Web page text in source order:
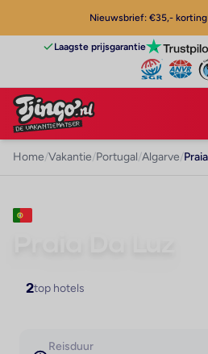
Nieuwsbrief: €35,-
Laagste prijsgarantie
Home/Vakantie/Portugal/Algarve/
2top hotels
Reisduur